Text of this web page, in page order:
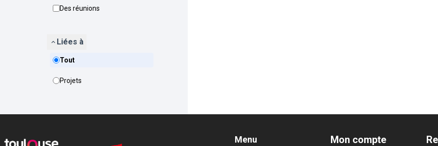
Des réunions
Liées à
Tout
Projets
Menu Mon compte